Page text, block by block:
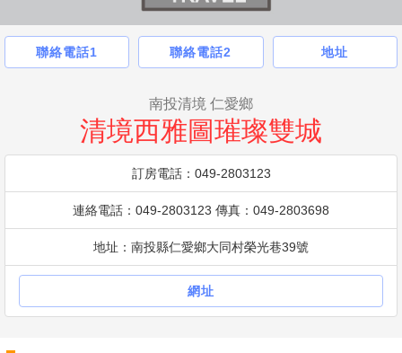
聯絡電話1 聯絡電話2 地址
南投清境 仁愛鄉
清境西雅圖璀璨雙城
訂房電話：049-2803123
連絡電話：049-2803123 傳真：049-2803698
地址：南投縣仁愛鄉大同村榮光巷39號
網址